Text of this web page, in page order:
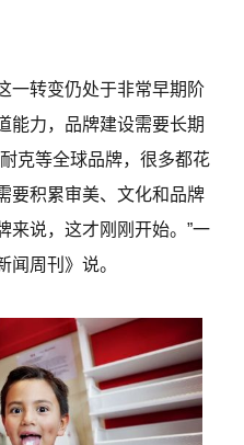
一转变仍处于非常早期阶
能力，品牌建设需要长期
克等全球品牌，很多都花
要积累审美、文化和品牌
来说，这才刚刚开始。”一
闻周刊》说。